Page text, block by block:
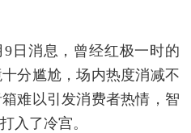
9日消息，曾经红极一时的
分尴尬，场内热度消减不
难以引发消费者热情，智
入了冷宫。